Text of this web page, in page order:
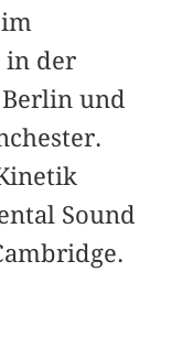
in der
und
Sound